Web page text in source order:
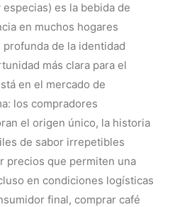
es la bebida de
en muchos hogares
de la identidad
más clara para el
en el mercado de
los compradores
el origen único, la historia
de sabor irrepetibles
precios que permiten una
en condiciones logísticas
final, comprar café